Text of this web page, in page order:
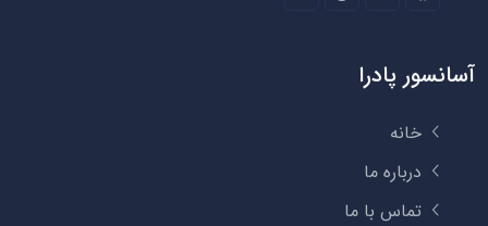
آسانسور پادرا
خانه
درباره ما
تماس با ما